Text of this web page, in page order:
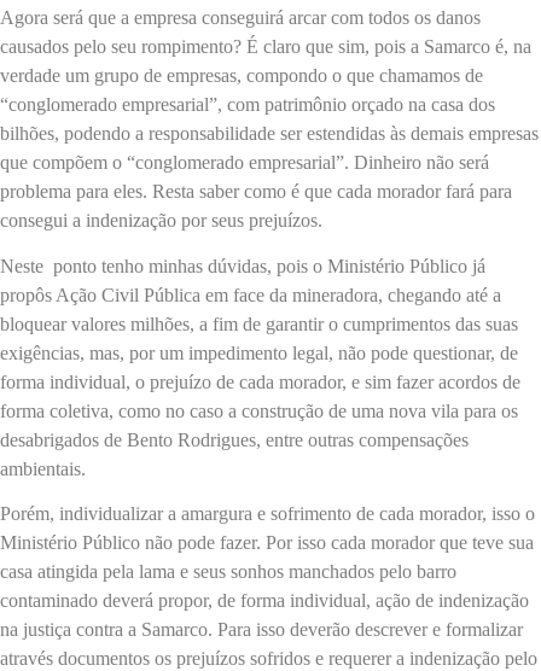
Agora será que a empresa conseguirá arcar com todos os danos
causados pelo seu rompimento? É claro que sim, pois a Samarco é, na
verdade um grupo de empresas, compondo o que chamamos de
“conglomerado empresarial”, com patrimônio orçado na casa dos
bilhões, podendo a responsabilidade ser estendidas às demais empresas
que compõem o “conglomerado empresarial”. Dinheiro não será
problema para eles. Resta saber como é que cada morador fará para
consegui a indenização por seus prejuízos.
Neste ponto tenho minhas dúvidas, pois o Ministério Público já
propôs Ação Civil Pública em face da mineradora, chegando até a
bloquear valores milhões, a fim de garantir o cumprimentos das suas
exigências, mas, por um impedimento legal, não pode questionar, de
forma individual, o prejuízo de cada morador, e sim fazer acordos de
forma coletiva, como no caso a construção de uma nova vila para os
desabrigados de Bento Rodrigues, entre outras compensações
ambientais.
Porém, individualizar a amargura e sofrimento de cada morador, isso o
Ministério Público não pode fazer. Por isso cada morador que teve sua
casa atingida pela lama e seus sonhos manchados pelo barro
contaminado deverá propor, de forma individual, ação de indenização
na justiça contra a Samarco. Para isso deverão descrever e formalizar
através documentos os prejuízos sofridos e requerer a indenização pelo